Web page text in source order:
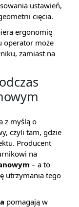
ustawień,
cięcia.
ergonomię
operator może
zamiast na
z myślą o
czyli tam, gdzie
Producent
na
– a to
utrzymania tego
pomagają w